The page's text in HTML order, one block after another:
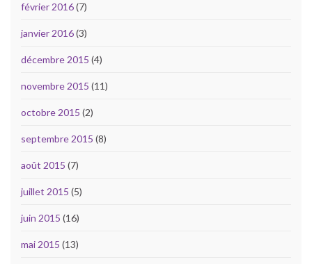
février 2016(7)
janvier 2016(3)
décembre 2015 (4)
novembre 2015 (11)
octobre 2015 (2)
septembre 2015 (8)
août 2015 (7)
juillet 2015 (5)
juin 2015 (16)
mai 2015 (13)